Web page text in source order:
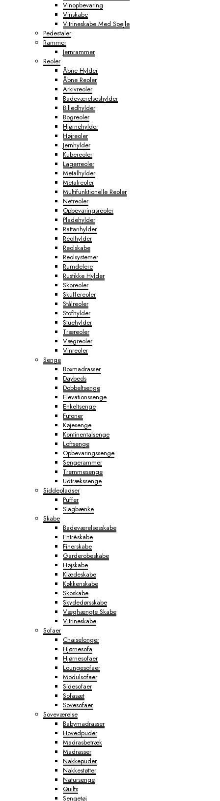
Vinopbevaring
Vinskabe
Vitrineskabe Med Spejle
Pedestaler
Rammer
Jernrammer
Reoler
Åbne Hylder
Åbne Reoler
Arkivreoler
Badeværelseshylder
Billedhylder
Bogreoler
Hjørnehylder
Højreoler
Jernhylder
Kubereoler
Lagerreoler
Metalhylder
Metalreoler
Multifunktionelle Reoler
Netreoler
Opbevaringsreoler
Pladehylder
Rattanhylder
Reolhylder
Reolskabe
Reolsystemer
Rumdelere
Rustikke Hylder
Skoreoler
Skuffereoler
Stålreoler
Stofhylder
Stuehylder
Træreoler
Vægreoler
Vinreoler
Senge
Boxmadrasser
Daybeds
Dobbeltsenge
Elevationssenge
Enkeltsenge
Futoner
Køjesenge
Kontinentalsenge
Loftsenge
Opbevaringssenge
Sengerammer
Tremmesenge
Udtrækssenge
Siddepladser
Puffer
Slagbænke
Skabe
Badeværelsesskabe
Entréskabe
Finerskabe
Garderobeskabe
Højskabe
Klædeskabe
Køkkenskabe
Skoskabe
Skydedørsskabe
Væghængte Skabe
Vitrineskabe
Sofaer
Chaiselonger
Hjørnesofa
Hjørnesofaer
Loungesofaer
Modulsofaer
Sidesofaer
Sofasæt
Sovesofaer
Soveværelse
Babymadrasser
Hovedpuder
Madrasbetræk
Madrasser
Nakkepuder
Nakkestøtter
Natursenge
Quilts
Sengetøj